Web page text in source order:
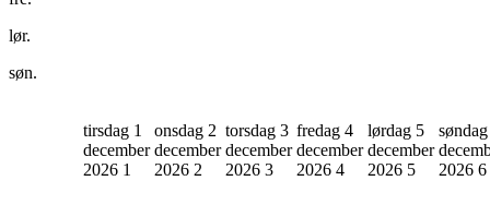
lør.
søn.
tirsdag 1
december
2026 1
onsdag 2
december
2026 2
torsdag 3
december
2026 3
fredag 4
december
2026 4
lørdag 5
december
2026 5
2026 6